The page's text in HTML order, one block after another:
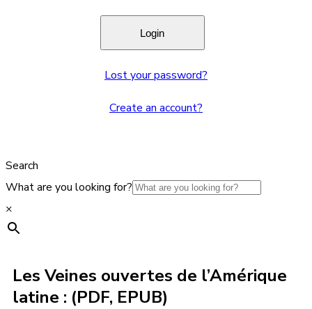
Lost your password?
Create an account?
Search
What are you looking for?
×
Les Veines ouvertes de l’Amérique
latine : (PDF, EPUB)